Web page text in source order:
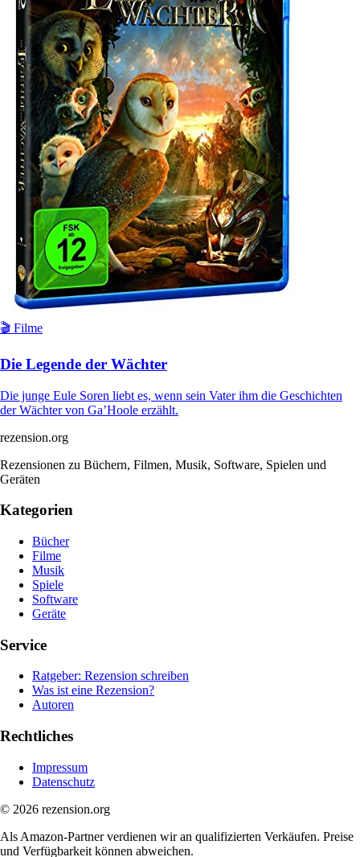
🎬 Filme
Die Legende der Wächter
Die junge Eule Soren liebt es, wenn sein Vater ihm die Geschichten
der Wächter von Ga’Hoole erzählt.
rezension.org
Rezensionen zu Büchern, Filmen, Musik, Software, Spielen und
Geräten
Kategorien
Bücher
Filme
Musik
Spiele
Software
Geräte
Service
Ratgeber: Rezension schreiben
Was ist eine Rezension?
Autoren
Rechtliches
Impressum
Datenschutz
© 2026 rezension.org
Als Amazon-Partner verdienen wir an qualifizierten Verkäufen. Preise
und Verfügbarkeit können abweichen.